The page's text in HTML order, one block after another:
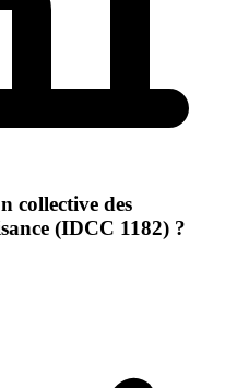
collective des
(IDCC 1182) ?